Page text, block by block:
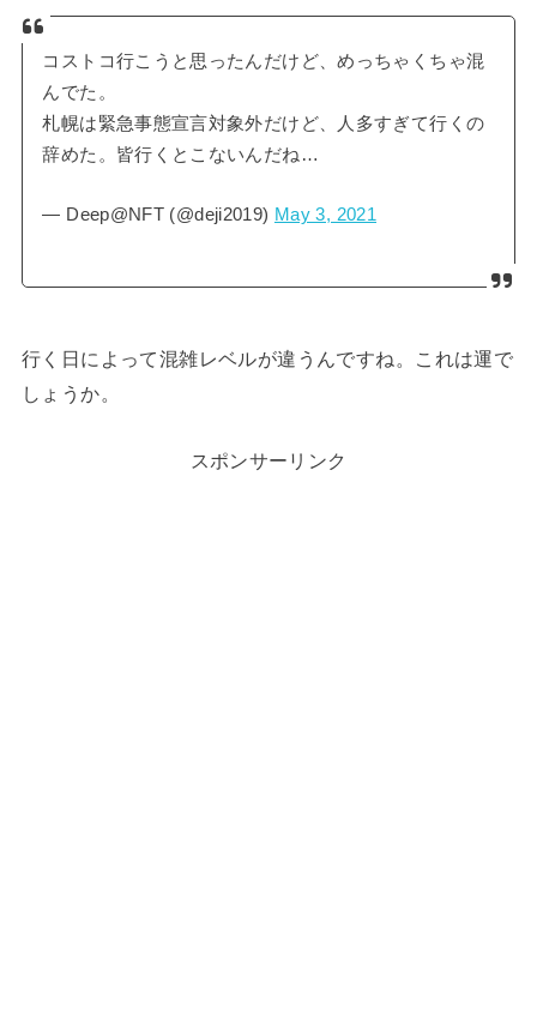
コストコ行こうと思ったんだけど、めっちゃくちゃ混
んでた。
札幌は緊急事態宣言対象外だけど、人多すぎて行くの
辞めた。皆行くとこないんだね…
— Deep@NFT (@deji2019) May 3, 2021
行く日によって混雑レベルが違うんですね。これは運で
しょうか。
スポンサーリンク